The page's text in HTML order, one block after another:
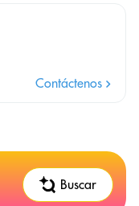
Contáctenos
Buscar